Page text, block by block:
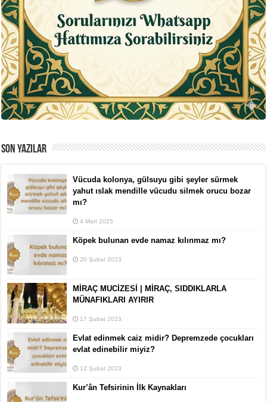
SON YAZILAR
Vücuda kolonya, gülsuyu gibi şeyler sürmek
yahut ıslak mendille vücudu silmek orucu bozar
mı?
4 Mart 2025
Köpek bulunan evde namaz kılınmaz mı?
20 Şubat 2023
MİRAÇ MUCİZESİ | MİRAÇ, SIDDIKLARLA
MÜNAFIKLARI AYIRIR
17 Şubat 2023
Evlat edinmek caiz midir? Depremzede çocukları
evlat edinebilir miyiz?
12 Şubat 2023
Kur’ân Tefsirinin İlk Kaynakları